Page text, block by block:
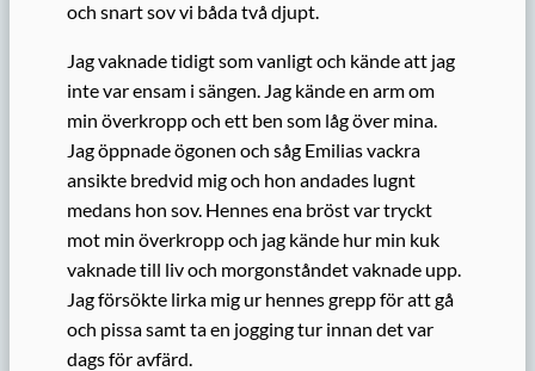
och snart sov vi båda två djupt.
Jag vaknade tidigt som vanligt och kände att jag
inte var ensam i sängen. Jag kände en arm om
min överkropp och ett ben som låg över mina.
Jag öppnade ögonen och såg Emilias vackra
ansikte bredvid mig och hon andades lugnt
medans hon sov. Hennes ena bröst var tryckt
mot min överkropp och jag kände hur min kuk
vaknade till liv och morgonståndet vaknade upp.
Jag försökte lirka mig ur hennes grepp för att gå
och pissa samt ta en jogging tur innan det var
dags för avfärd.